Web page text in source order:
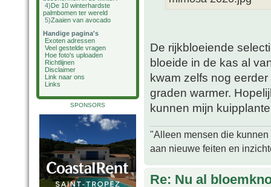
4)De 10 winterhardste
palmbomen ter wereld
5)Zaaien van avocado
Handige pagina's
Exoten adressen
Veel gestelde vragen
Hoe foto's uploaden
Richtlijnen
Disclaimer
Link naar ons
Links
SPONSORS
De rijkbloeiende
bloeide in de kas al
kwam zelfs nog
graden warmer.
kunnen mijn
"Alleen mensen die
aan nieuwe feiten en
Re: Nu al